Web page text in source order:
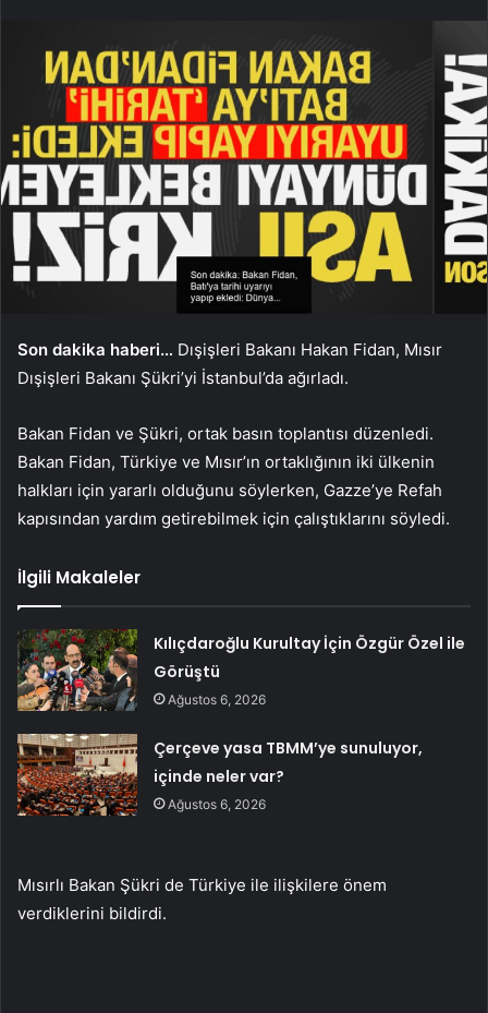
Son dakika haberi… Dışişleri Bakanı Hakan Fidan, Mısır
Dışişleri Bakanı Şükri’yi İstanbul’da ağırladı.
Bakan Fidan ve Şükri, ortak basın toplantısı düzenledi.
Bakan Fidan, Türkiye ve Mısır’ın ortaklığının iki ülkenin
halkları için yararlı olduğunu söylerken, Gazze’ye Refah
kapısından yardım getirebilmek için çalıştıklarını söyledi.
İlgili Makaleler
Kılıçdaroğlu Kurultay İçin Özgür Özel ile
Görüştü
Ağustos 6, 2026
Çerçeve yasa TBMM’ye sunuluyor,
içinde neler var?
Ağustos 6, 2026
Mısırlı Bakan Şükri de Türkiye ile ilişkilere önem
verdiklerini bildirdi.